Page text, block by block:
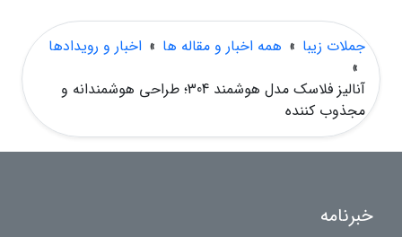
جملات زیبا » همه اخبار و مقاله ها » اخبار و رویدادها
»
آنالیز فلاسک مدل هوشمند 304؛ طراحی هوشمندانه و
مجذوب کننده
خبرنامه